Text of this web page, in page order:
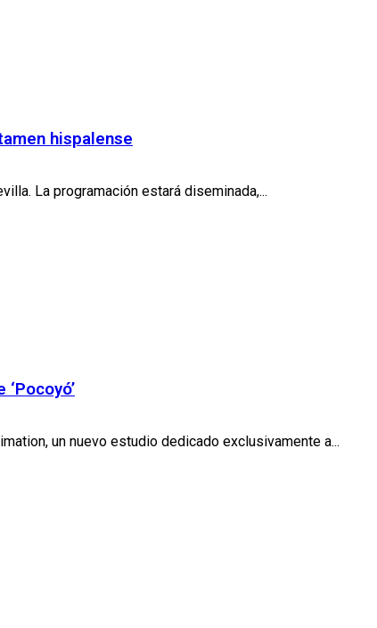
hispalense
La programación estará diseminada,...
un nuevo estudio dedicado exclusivamente a...